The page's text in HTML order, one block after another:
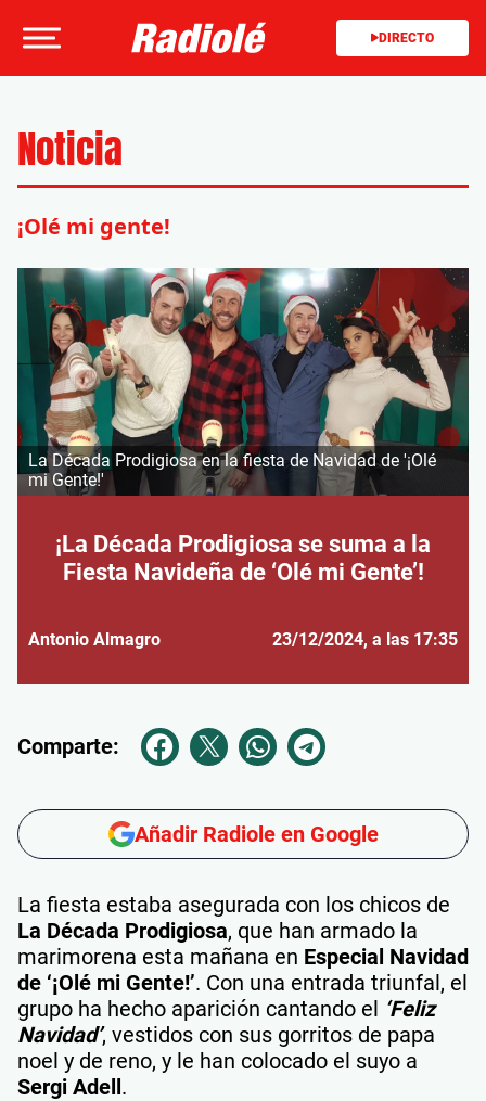
DIRECTO
Noticia
¡Olé mi gente!
La Década Prodigiosa en la fiesta de Navidad de '¡Olé
mi Gente!'
¡La Década Prodigiosa se suma a la
Fiesta Navideña de ‘Olé mi Gente’!
Antonio Almagro 23/12/2024, a las 17:35
Comparte:
Añadir Radiole en Google
La fiesta estaba asegurada con los chicos de
La Década Prodigiosa, que han armado la
marimorena esta mañana en Especial Navidad
de ‘¡Olé mi Gente!’. Con una entrada triunfal, el
grupo ha hecho aparición cantando el ‘Feliz
Navidad’, vestidos con sus gorritos de papa
noel y de reno, y le han colocado el suyo a
Sergi Adell.